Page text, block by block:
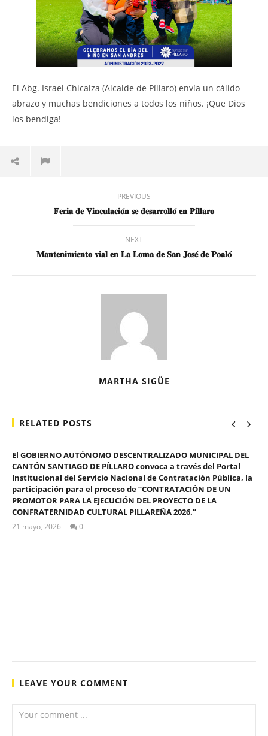
agosto,
2024
Martha
Sigüe
El Abg. Israel Chicaiza (Alcalde de Píllaro) envía un cálido
abrazo y muchas bendiciones a todos los niños. ¡Que Dios
los bendiga!
PREVIOUS
𝐅𝐞𝐫𝐢𝐚 𝐝𝐞 𝐕𝐢𝐧𝐜𝐮𝐥𝐚𝐜𝐢𝐨́𝐧 𝐬𝐞 𝐝𝐞𝐬𝐚𝐫𝐫𝐨𝐥𝐥𝐨́ 𝐞𝐧 𝐏𝐢́𝐥𝐥𝐚𝐫𝐨
NEXT
𝐌𝐚𝐧𝐭𝐞𝐧𝐢𝐦𝐢𝐞𝐧𝐭𝐨 𝐯𝐢𝐚𝐥 𝐞𝐧 𝐋𝐚 𝐋𝐨𝐦𝐚 𝐝𝐞 𝐒𝐚𝐧 𝐉𝐨𝐬𝐞́ 𝐝𝐞 𝐏𝐨𝐚𝐥𝐨́
MARTHA SIGÜE
RELATED POSTS
El GOBIERNO AUTÓNOMO DESCENTRALIZADO MUNICIPAL DEL
CANTÓN SANTIAGO DE PÍLLARO convoca a través del Portal
Institucional del Servicio Nacional de Contratación Pública, la
participación para el proceso de “CONTRATACIÓN DE UN
PROMOTOR PARA LA EJECUCIÓN DEL PROYECTO DE LA
CONFRATERNIDAD CULTURAL PILLAREÑA 2026.”
21 mayo, 2026
0
LEAVE YOUR COMMENT